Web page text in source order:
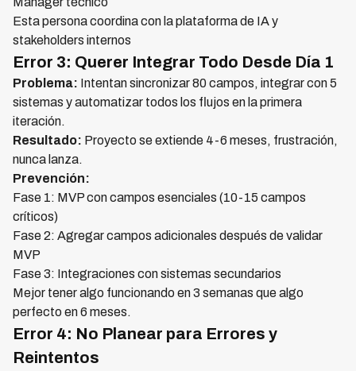
Esta persona coordina con la plataforma de IA y
stakeholders internos
Error 3: Querer Integrar Todo Desde Día 1
Problema: Intentan sincronizar 80 campos, integrar con 5
sistemas y automatizar todos los flujos en la primera
iteración.
Resultado: Proyecto se extiende 4-6 meses, frustración,
nunca lanza.
Prevención:
Fase 1: MVP con campos esenciales (10-15 campos
críticos)
Fase 2: Agregar campos adicionales después de validar
MVP
Fase 3: Integraciones con sistemas secundarios
Mejor tener algo funcionando en 3 semanas que algo
perfecto en 6 meses.
Error 4: No Planear para Errores y
Reintentos